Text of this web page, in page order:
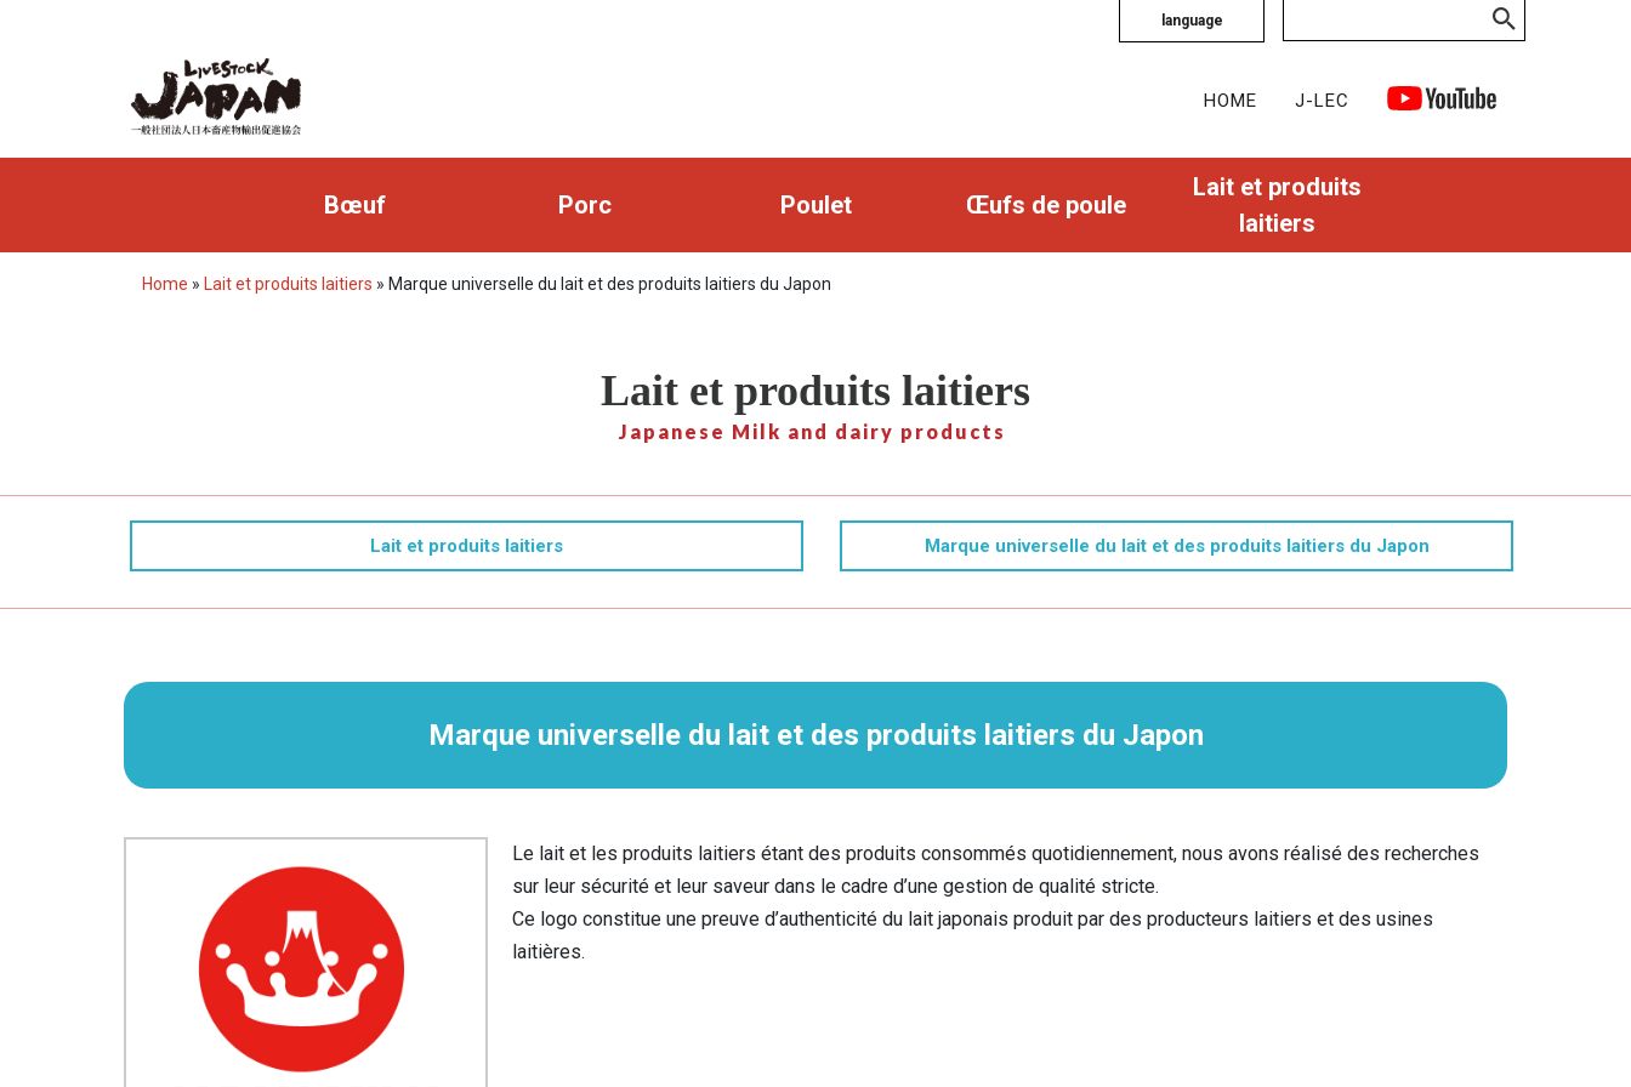
language
HOME J-LEC
Bœuf Porc Poulet Œufs de poule
Lait et produits
laitiers
Home » Lait et produits laitiers » Marque universelle du lait et des produits laitiers du Japon
Lait et produits laitiers
Japanese Milk and dairy products
Lait et produits laitiers Marque universelle du lait et des produits laitiers du Japon
Marque universelle du lait et des produits laitiers du Japon
Le lait et les produits laitiers étant des produits consommés quotidiennement, nous avons réalisé des recherches
sur leur sécurité et leur saveur dans le cadre d’une gestion de qualité stricte.
Ce logo constitue une preuve d’authenticité du lait japonais produit par des producteurs laitiers et des usines
laitières.